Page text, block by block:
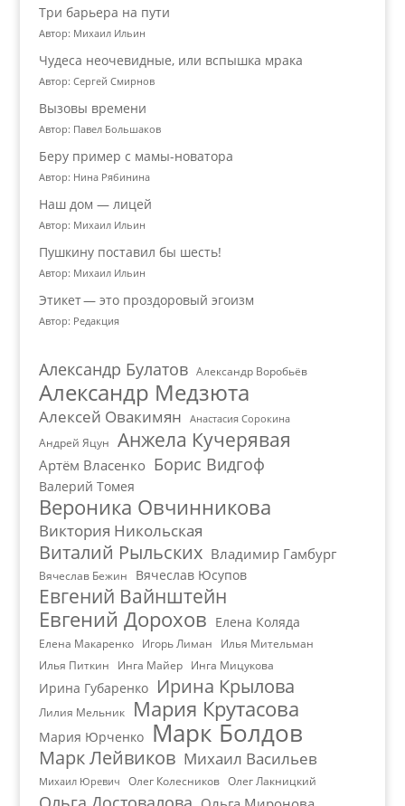
Три барьера на пути
Автор: Михаил Ильин
Чудеса неочевидные, или вспышка мрака
Автор: Сергей Смирнов
Вызовы времени
Автор: Павел Большаков
Беру пример с мамы-новатора
Автор: Нина Рябинина
Наш дом — лицей
Автор: Михаил Ильин
Пушкину поставил бы шесть!
Автор: Михаил Ильин
Этикет — это проздоровый эгоизм
Автор: Редакция
Александр Булатов Александр Воробьёв
Александр Медзюта
Алексей Овакимян Анастасия Сорокина
Андрей Яцун Анжела Кучерявая
Артём Власенко Борис Видгоф
Валерий Томея
Вероника Овчинникова
Виктория Никольская
Виталий Рыльских Владимир Гамбург
Вячеслав Бежин Вячеслав Юсупов
Евгений Вайнштейн
Евгений Дорохов Елена Коляда
Елена Макаренко Игорь Лиман
Илья Мительман
Илья Питкин
Инга Майер Инга Мицукова
Ирина Губаренко Ирина Крылова
Лилия Мельник Мария Крутасова
Мария Юрченко Марк Болдов
Марк Лейвиков Михаил Васильев
Михаил Юревич Олег Колесников Олег Лакницкий